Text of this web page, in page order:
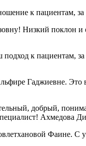
к пациентам,
Низкий поклон
к пациентам,
Гаджиевне. Это
добрый,
Ахмедова
Фаине. С